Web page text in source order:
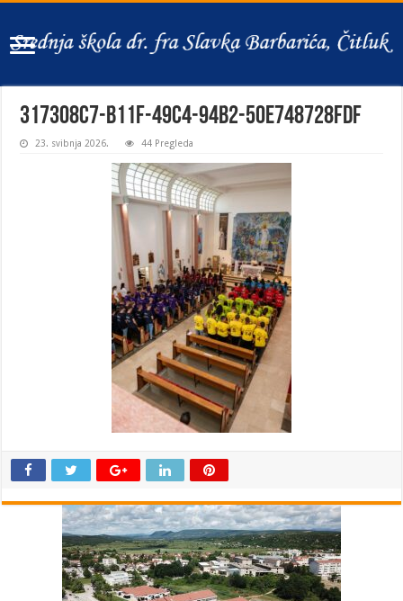
317308c7-b11f-49c4-94b2-50e748728fdf
23. svibnja 2026. 44 Pregleda